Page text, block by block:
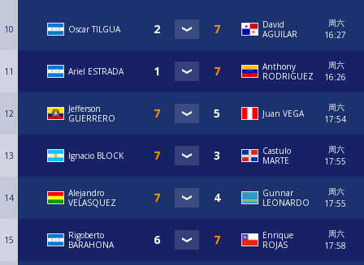
10 Oscar TILGUA
David
AGUILAR
周六
16:27
11 Ariel ESTRADA
Anthony
RODRIGUEZ
周六
16:26
12
Jefferson
GUERRERO
Juan VEGA
周六
17:54
13 Ignacio BLOCK
Castulo
MARTE
周六
17:55
14
Alejandro
VELASQUEZ
Gunnar
LEONARDO
周六
17:55
15
Rigoberto
BARAHONA
Enrique
ROJAS
周六
17:58